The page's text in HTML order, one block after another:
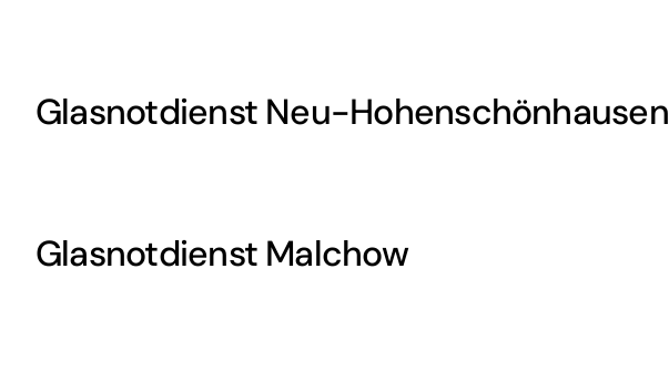
Glasnotdienst Neu-Hohenschönhausen
Glasnotdienst Malchow